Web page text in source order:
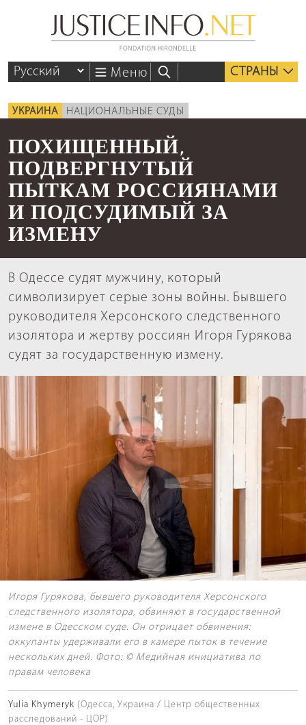
Меню СТРАНЫ
УКРАИНА НАЦИОНАЛЬНЫЕ СУДЫ
ПОХИЩЕННЫЙ,
ПОДВЕРГНУТЫЙ
ПЫТКАМ РОССИЯНАМИ
И ПОДСУДИМЫЙ ЗА
ИЗМЕНУ
В Одессе судят мужчину, который
символизирует серые зоны войны. Бывшего
руководителя Херсонского следственного
изолятора и жертву россиян Игоря Гурякова
судят за государственную измену.
Игоря Гурякова, бывшего руководителя Херсонского
следственного изолятора, обвиняют в государственной
измене в Одесском суде. Он отрицает обвинения:
оккупанты удерживали его в камере пыток в течение
нескольких дней. Фото: © Медийная инициатива по
правам человека
Yulia Khymeryk (Одесса, Украина / Центр общественных
расследований - ЦОР)